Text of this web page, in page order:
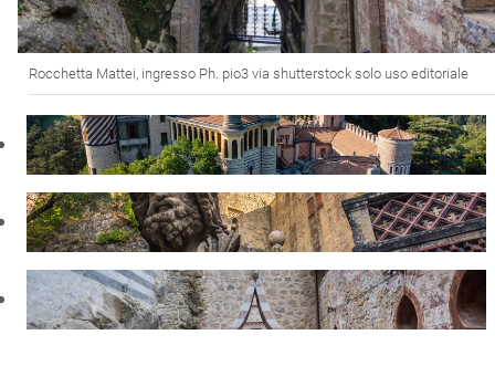
Rocchetta Mattei, ingresso Ph. pio3 via shutterstock solo uso editoriale